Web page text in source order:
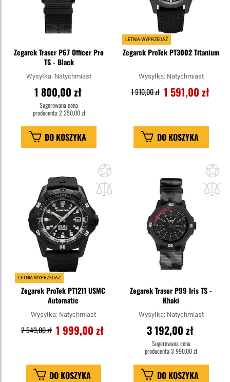
Zegarek Traser P67 Officer Pro
TS - Black
Wysyłka: Natychmiast
1 800,00 zł
Sugerowana cena
producenta2 250,00 zł
DO KOSZYKA
LETNIA WYPRZEDAŻ
Zegarek ProTek PT3002 Titanium
Wysyłka: Natychmiast
1 591,00 zł
1 910,00 zł
DO KOSZYKA
do
schowka
LETNIA WYPRZEDAŻ
Zegarek ProTek PT1211 USMC
Automatic
Wysyłka: Natychmiast
1 999,00 zł
2 549,00 zł
DO KOSZYKA
do
Zegarek Traser P99 Iris TS -
Khaki
Wysyłka: Natychmiast
3 192,00 zł
Sugerowana cena
producenta3 990,00 zł
DO KOSZYKA